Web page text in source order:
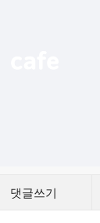
댓글쓰기